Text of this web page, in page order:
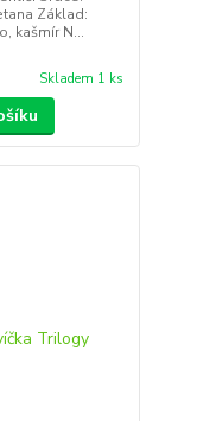
Základ:
kašmír N...
Skladem 1 ks